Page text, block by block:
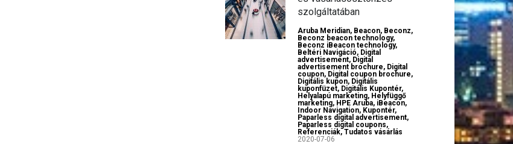
szolgáltatában
Aruba Meridian, Beacon, Beconz,
Beconz beacon technology,
Beconz iBeacon technology,
Beltéri Navigáció, Digital
advertisement, Digital
advertisement brochure, Digital
coupon, Digital coupon brochure,
Digitális kupon, Digitális
kuponfüzet, Digitális Kupontér,
Helyalapú marketing, Helyfüggő
marketing, HPE Aruba, iBeacon,
Indoor Navigation, Kupontér,
Paparless digital advertisement,
Paparless digital coupons,
Referenciák, Tudatos vásárlás
2020-07-06